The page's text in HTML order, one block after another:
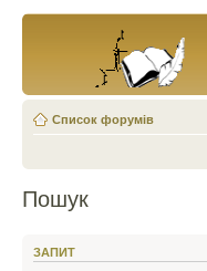
Список форумів
Пошук
ЗАПИТ